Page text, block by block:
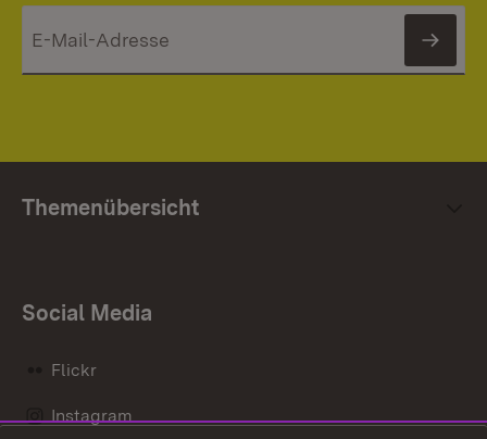
Themenübersicht
Social Media
Flickr
Instagram